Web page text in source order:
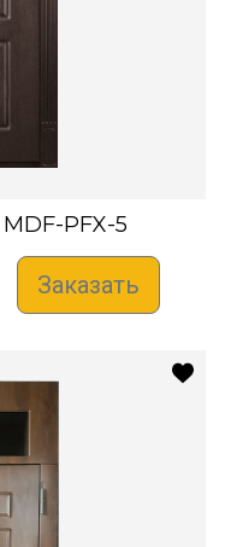
MDF-PFX-5
Заказать